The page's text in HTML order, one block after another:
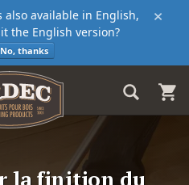
×
also available in English,
the English version?
No, thanks
la finition du